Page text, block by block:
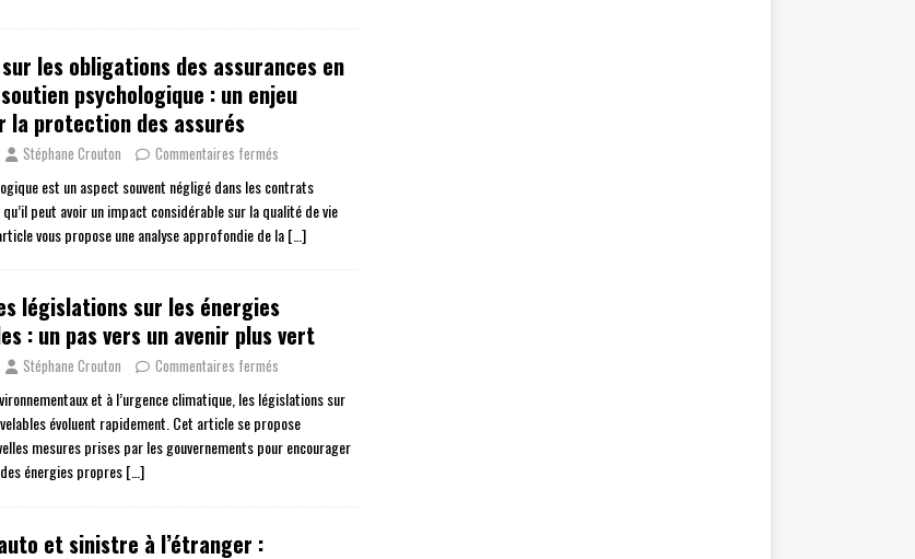
les obligations des assurances en
psychologique : un enjeu
la protection des assurés
Stéphane Crouton Commentaires fermés
est un aspect souvent négligé dans les contrats
qu’il peut avoir un impact considérable sur la qualité de vie
vous propose une analyse approfondie de la[…]
législations sur les énergies
: un pas vers un avenir plus vert
Stéphane Crouton Commentaires fermés
et à l’urgence climatique, les législations sur
évoluent rapidement. Cet article se propose
mesures prises par les gouvernements pour encourager
énergies propres[…]
et sinistre à l’étranger :